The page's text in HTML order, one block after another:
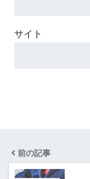
サイト
前の記事